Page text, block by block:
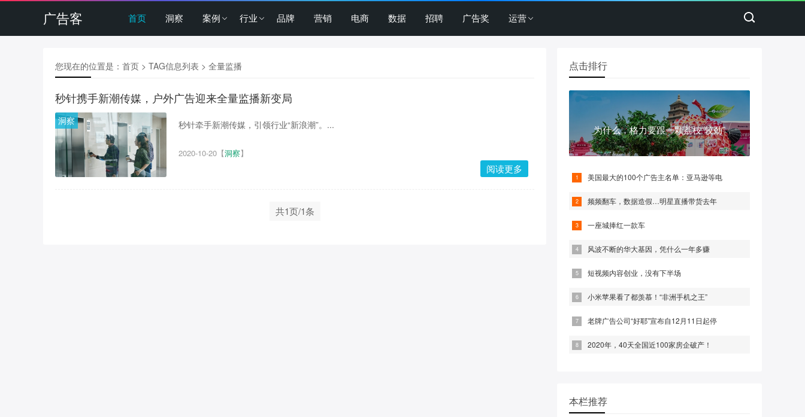
广告客 首页 洞察 案例 行业 品牌 营销 电商 数据 招聘 广告奖 运营
您现在的位置是： 首页 > TAG信息列表 > 全量监播
秒针携手新潮传媒，户外广告迎来全量监播新变局
洞察 秒针牵手新潮传媒，引领行业“新浪潮”。...
2020-10-20【洞察】
阅读更多
共1页/1条
点击排行
为什么，格力要跟一颗荔枝“较劲”
美国最大的100个广告主名单：亚马逊等电
频频翻车，数据造假…明星直播带货去年
一座城捧红一款车
风波不断的华大基因，凭什么一年多赚
短视频内容创业，没有下半场
小米苹果看了都羡慕！“非洲手机之王”
老牌广告公司“好耶”宣布自12月11日起停
2020年，40天全国近100家房企破产！
本栏推荐